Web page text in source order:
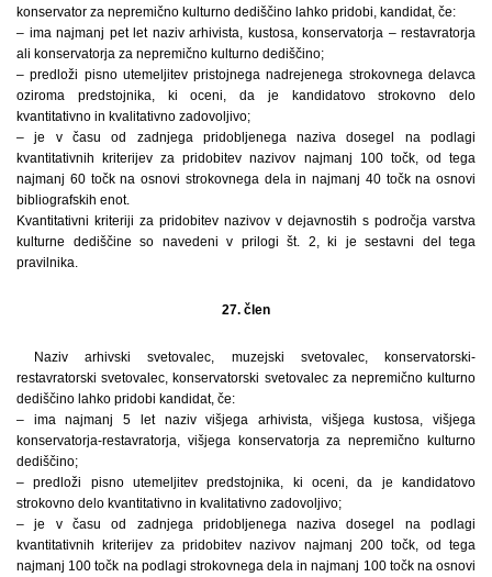
konservator za nepremično kulturno dediščino lahko pridobi, kandidat, če:
– ima najmanj pet let naziv arhivista, kustosa, konservatorja – restavratorja
ali konservatorja za nepremično kulturno dediščino;
– predloži pisno utemeljitev pristojnega nadrejenega strokovnega delavca
oziroma predstojnika, ki oceni, da je kandidatovo strokovno delo
kvantitativno in kvalitativno zadovoljivo;
– je v času od zadnjega pridobljenega naziva dosegel na podlagi
kvantitativnih kriterijev za pridobitev nazivov najmanj 100 točk, od tega
najmanj 60 točk na osnovi strokovnega dela in najmanj 40 točk na osnovi
bibliografskih enot.
Kvantitativni kriteriji za pridobitev nazivov v dejavnostih s področja varstva
kulturne dediščine so navedeni v prilogi št. 2, ki je sestavni del tega
pravilnika.
27. člen
Naziv arhivski svetovalec, muzejski svetovalec, konservatorski-
restavratorski svetovalec, konservatorski svetovalec za nepremično kulturno
dediščino lahko pridobi kandidat, če:
– ima najmanj 5 let naziv višjega arhivista, višjega kustosa, višjega
konservatorja-restavratorja, višjega konservatorja za nepremično kulturno
dediščino;
– predloži pisno utemeljitev predstojnika, ki oceni, da je kandidatovo
strokovno delo kvantitativno in kvalitativno zadovoljivo;
– je v času od zadnjega pridobljenega naziva dosegel na podlagi
kvantitativnih kriterijev za pridobitev nazivov najmanj 200 točk, od tega
najmanj 100 točk na podlagi strokovnega dela in najmanj 100 točk na osnovi